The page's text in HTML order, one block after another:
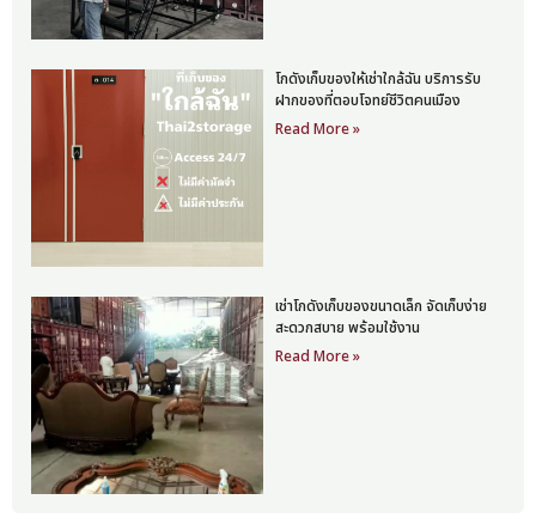
โกดังเก็บของให้เช่าใกล้ฉัน บริการรับ
ฝากของที่ตอบโจทย์ชีวิตคนเมือง
Read More »
เช่าโกดังเก็บของขนาดเล็ก จัดเก็บง่าย
สะดวกสบาย พร้อมใช้งาน
Read More »